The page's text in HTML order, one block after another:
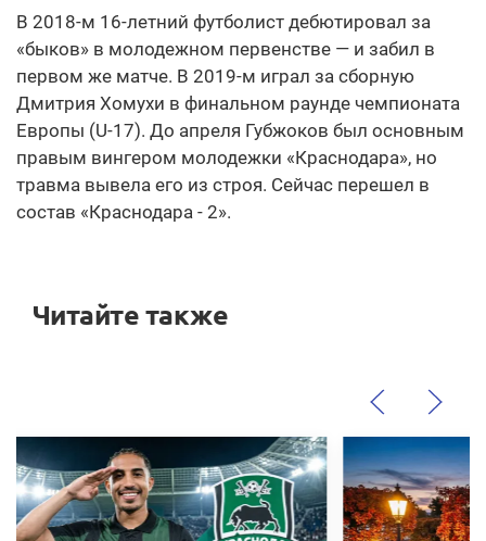
В 2018-м 16-летний футболист дебютировал за
«быков» в молодежном первенстве — и забил в
первом же матче. В 2019-м играл за сборную
Дмитрия Хомухи в финальном раунде чемпионата
Европы (U-17). До апреля Губжоков был основным
правым вингером молодежки «Краснодара», но
травма вывела его из строя. Сейчас перешел в
состав «Краснодара - 2».
Читайте также